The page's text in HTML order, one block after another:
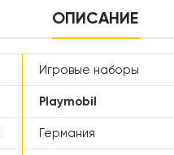
ОПИСАНИЕ
Игровые наборы
Playmobil
Германия